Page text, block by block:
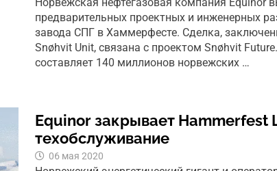
предварительных проектных и инженерных
завода СПГ в Хаммерфесте. Сделка,
Snøhvit Unit, связана с проектом Snøhvit
составляет 140 миллионов норвежских …
Equinor закрывает Hammerfest
техобслуживание
06 мая 2020